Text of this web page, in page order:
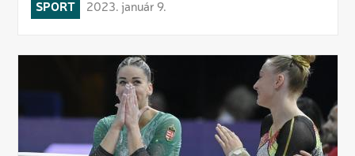
SPORT 2023. január 9.